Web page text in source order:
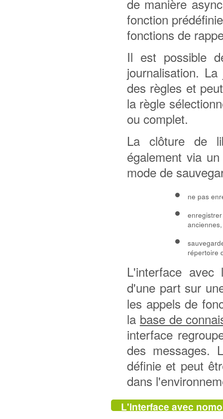
de manière
fonction
fonctions de
Il est possible
journalisation.
des règles et
la règle
ou complet.
La clôture de
également via
mode de
ne pas
anciennes,
répertoire
L'interface
d'une part sur
les appels de
la base de
interface
des messages.
définie et peut
dans
L'interface avec